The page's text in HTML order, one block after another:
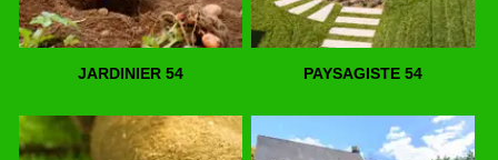
JARDINIER 54 PAYSAGISTE 54